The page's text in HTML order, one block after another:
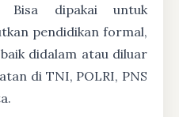
Bisa dipakai untuk
pendidikan formal,
didalam atau diluar
di TNI, POLRI, PNS